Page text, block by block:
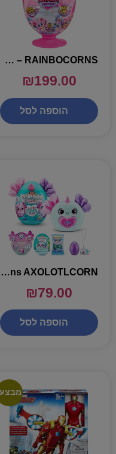
RAINBOCORNS – בובת ריינבוקורן מילקשייק – 15 הפתעות
₪199.00
הוספה לסל
rainbocorns AXOLOTLCORN – ביצת ריינבוקורן – 10 הפתעות
₪79.00
הוספה לסל